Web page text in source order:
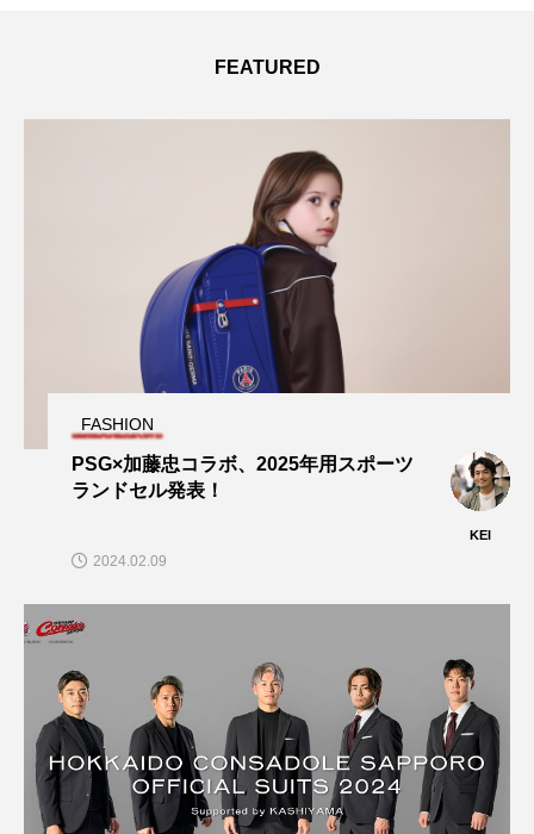
FEATURED
FASHION
PSG×加藤忠コラボ、2025年用スポーツ
ランドセル発表！
KEI
2024.02.09